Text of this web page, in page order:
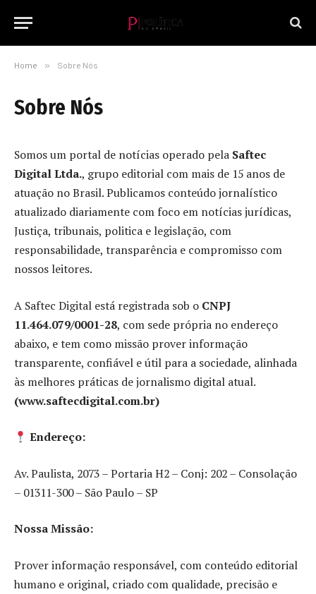
Home » Sobre Nós
Sobre Nós
Somos um portal de notícias operado pela Saftec
Digital Ltda., grupo editorial com mais de 15 anos de
atuação no Brasil. Publicamos conteúdo jornalístico
atualizado diariamente com foco em notícias jurídicas,
Justiça, tribunais, politica e legislação, com
responsabilidade, transparência e compromisso com
nossos leitores.
A Saftec Digital está registrada sob o CNPJ
11.464.079/0001-28, com sede própria no endereço
abaixo, e tem como missão prover informação
transparente, confiável e útil para a sociedade, alinhada
às melhores práticas de jornalismo digital atual.
(www.saftecdigital.com.br)
Endereço:
Av. Paulista, 2073 – Portaria H2 – Conj: 202 – Consolação
– 01311-300 – São Paulo – SP
Nossa Missão:
Prover informação responsável, com conteúdo editorial
humano e original, criado com qualidade, precisão e